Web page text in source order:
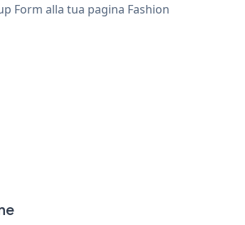
Form alla tua pagina Fashion